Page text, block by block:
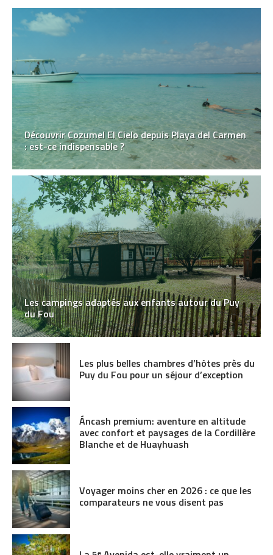
Découvrir Cozumel El Cielo depuis Playa del Carmen
: est-ce indispensable ?
Les campings adaptés aux enfants autour du Puy
du Fou
Les plus belles chambres d’hôtes près du
Puy du Fou pour un séjour d’exception
Áncash premium: aventure en altitude
avec confort et paysages de la Cordillère
Blanche et de Huayhuash
Voyager moins cher en 2026 : ce que les
comparateurs ne vous disent pas